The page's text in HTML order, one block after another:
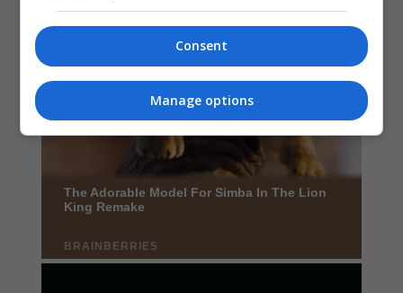
Consent
Manage options